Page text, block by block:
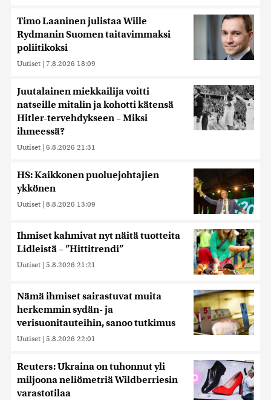
Timo Laaninen julistaa Wille
Rydmanin Suomen taitavimmaksi
poliitikoksi
Uutiset | 7.8.2026 18:09
Juutalainen miekkailija voitti
natseille mitalin ja kohotti kätensä
Hitler-tervehdykseen – Miksi
ihmeessä?
Uutiset | 6.8.2026 21:31
HS: Kaikkonen puoluejohtajien
ykkönen
Uutiset | 8.8.2026 13:09
Ihmiset kahmivat nyt näitä tuotteita
Lidleistä – ”Hittitrendi”
Uutiset | 5.8.2026 21:21
Nämä ihmiset sairastuvat muita
herkemmin sydän- ja
verisuonitauteihin, sanoo tutkimus
Uutiset | 5.8.2026 22:01
Reuters: Ukraina on tuhonnut yli
miljoona neliömetriä Wildberriesin
varastotilaa